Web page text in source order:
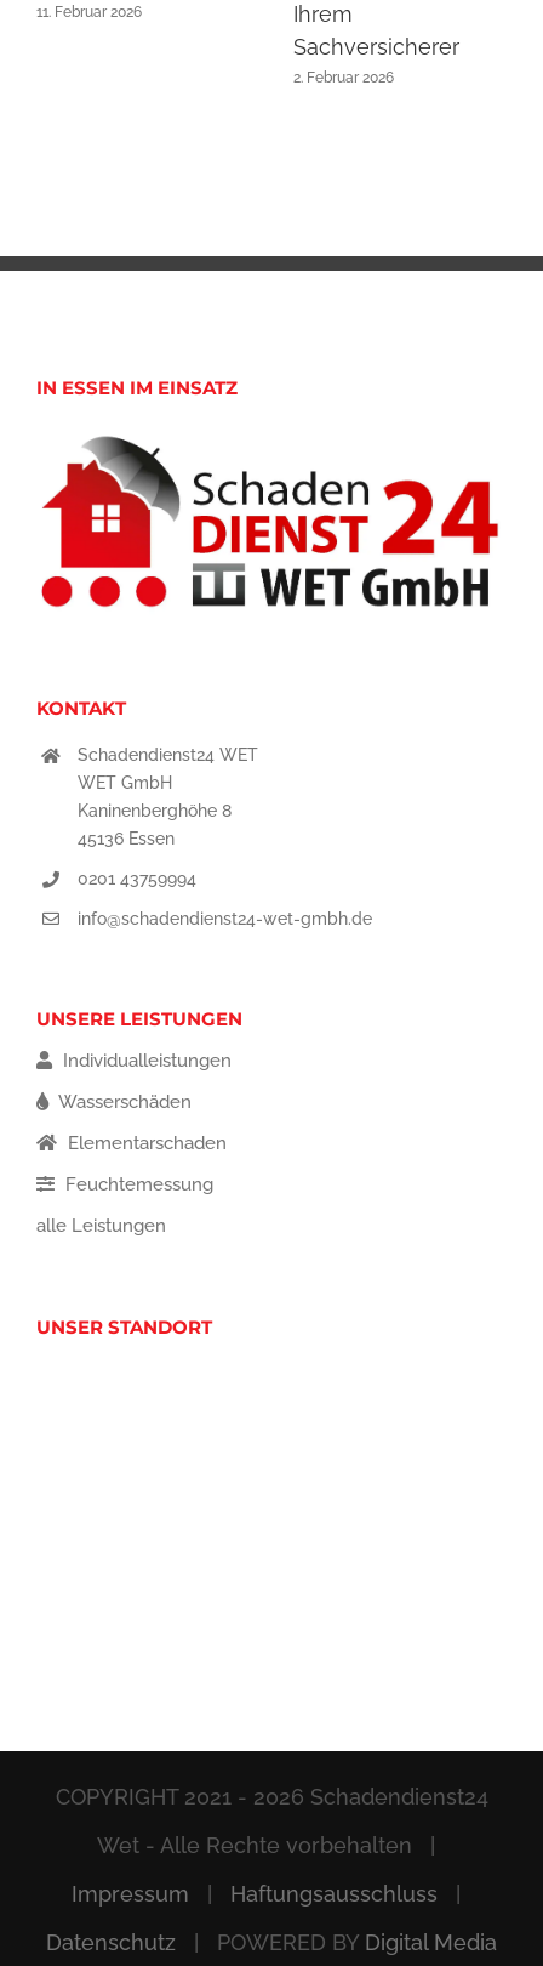
11. Februar 2026
Ihrem
Sachversicherer
2. Februar 2026
IN ESSEN IM EINSATZ
KONTAKT
Schadendienst24 WET
WET GmbH
Kaninenberghöhe 8
45136 Essen
0201 43759994
info@schadendienst24-wet-gmbh.de
UNSERE LEISTUNGEN
Individualleistungen
Wasserschäden
Elementarschaden
Feuchtemessung
alle Leistungen
UNSER STANDORT
COPYRIGHT 2021 - 2026 Schadendienst24
Wet - Alle Rechte vorbehalten |
Impressum
Haftungsausschluss
Datenschutz | POWERED BY Digital Media